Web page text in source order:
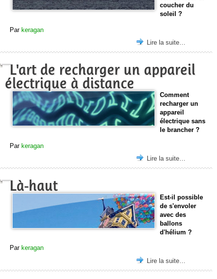
coucher du
soleil ?
Par keragan
Lire la suite…
L'art de recharger un appareil
électrique à distance
Comment
recharger un
appareil
électrique sans
le brancher ?
Par keragan
Lire la suite…
Là-haut
Est-il possible
de s'envoler
avec des
ballons
d'hélium ?
Par keragan
Lire la suite…